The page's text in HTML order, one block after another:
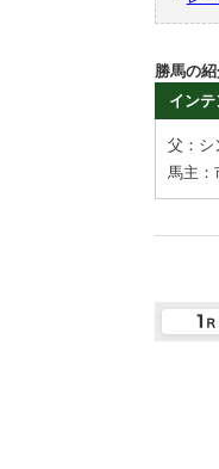
勝馬の
イン
父：シ
馬主：